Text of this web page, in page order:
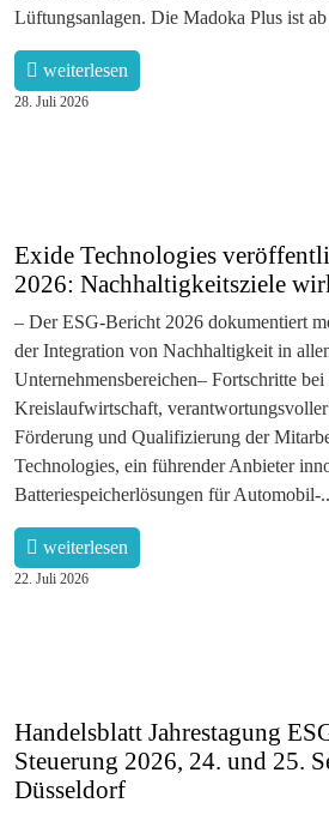
Lüftungsanlagen. Die Madoka Plus ist
weiterlesen
28. Juli 2026
Exide Technologies
2026: Nachhaltigkeitsziele
– Der ESG-Bericht 2026 dokumentiert
der Integration von Nachhaltigkeit in
Unternehmensbereichen– Fortschritte
Kreislaufwirtschaft,
Förderung und Qualifizierung der
Technologies, ein führender Anbieter
Batteriespeicherlösungen für Automobil-
weiterlesen
22. Juli 2026
Handelsblatt Jahrestagung
Steuerung 2026, 24. und 25.
Düsseldorf